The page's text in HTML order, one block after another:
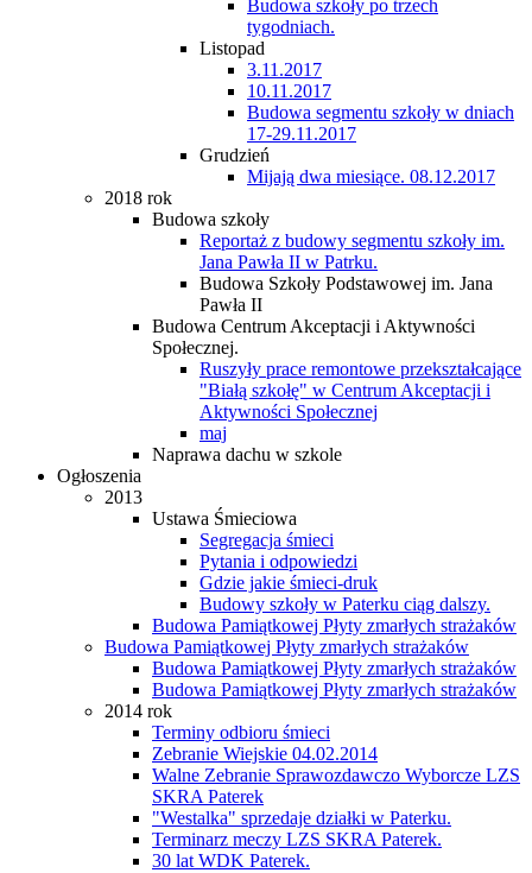
Budowa szkoły po trzech
tygodniach.
Listopad
3.11.2017
10.11.2017
Budowa segmentu szkoły w dniach
17-29.11.2017
Grudzień
Mijają dwa miesiące. 08.12.2017
2018 rok
Budowa szkoły
Reportaż z budowy segmentu szkoły im.
Jana Pawła II w Patrku.
Budowa Szkoły Podstawowej im. Jana
Pawła II
Budowa Centrum Akceptacji i Aktywności
Społecznej.
Ruszyły prace remontowe przekształcające
"Białą szkołę" w Centrum Akceptacji i
Aktywności Społecznej
maj
Naprawa dachu w szkole
Ogłoszenia
2013
Ustawa Śmieciowa
Segregacja śmieci
Pytania i odpowiedzi
Gdzie jakie śmieci-druk
Budowy szkoły w Paterku ciąg dalszy.
Budowa Pamiątkowej Płyty zmarłych strażaków
Budowa Pamiątkowej Płyty zmarłych strażaków
Budowa Pamiątkowej Płyty zmarłych strażaków
Budowa Pamiątkowej Płyty zmarłych strażaków
2014 rok
Terminy odbioru śmieci
Zebranie Wiejskie 04.02.2014
Walne Zebranie Sprawozdawczo Wyborcze LZS
SKRA Paterek
"Westalka" sprzedaje działki w Paterku.
Terminarz meczy LZS SKRA Paterek.
30 lat WDK Paterek.